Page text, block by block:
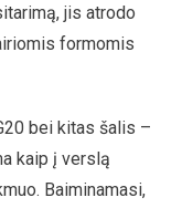
jis atrodo
formomis
bei kitas šalis –
kaip į verslą
Baiminamasi,